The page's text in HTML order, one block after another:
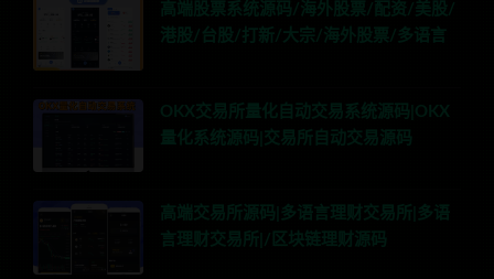
高端股票系统源码/海外股票/配资/美股/
港股/台股/打新/大宗/海外股票/多语言
OKX交易所量化自动交易系统源码|OKX
量化系统源码|交易所自动交易源码
高端交易所源码|多语言理财交易所|多语
言理财交易所|/区块链理财源码